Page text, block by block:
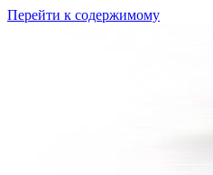
Перейти к содержимому